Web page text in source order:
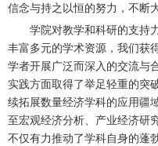
信念与持之以恒的努力，不断
学院对教学和科研的支持
丰富多元的学术资源，我们获
学者开展广泛而深入的交流与
实践方面取得了举足轻重的突
续拓展数量经济学科的应用疆
至宏观经济分析、产业经济研
不仅有力推动了学科自身的蓬